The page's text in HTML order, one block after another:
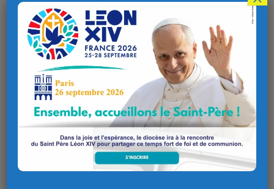
D’or Mamm Santez Anna
Galloud ha gloar
Evidoc’h eo, Mab an Doue Beo
Eüruz
Aotrou sant Per – Ton Bozen Elliant
Bezit benniget
Chapeled a c’hloar
Baradoz dudiuz
Aotrou sant Erwan
Chapeled a geuz
Chapeled a joa (Kantik ar rozera)